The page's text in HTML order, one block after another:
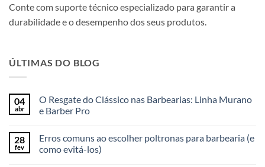
Conte com suporte técnico especializado para garantir a
durabilidade e o desempenho dos seus produtos.
ÚLTIMAS DO BLOG
04
abr
O Resgate do Clássico nas Barbearias: Linha Murano
e Barber Pro
28
fev
Erros comuns ao escolher poltronas para barbearia (e
como evitá-los)